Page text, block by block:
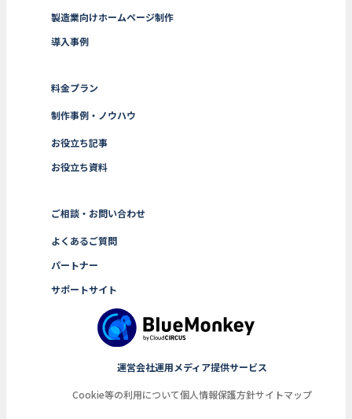
運営会社運用メディア提供サービス
Cookie等の利用について個人情報保護方針サイトマップ
製造業向けホームページ制作
導入事例
料金プラン
制作事例・ノウハウ
お役立ち記事
お役立ち資料
ご相談・お問い合わせ
よくあるご質問
パートナー
サポートサイト